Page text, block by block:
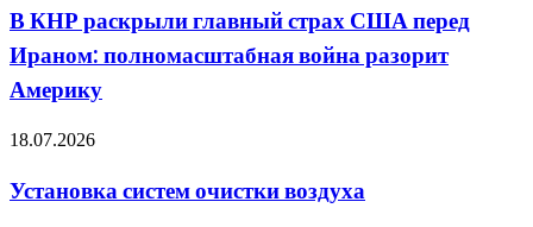
террориста,
чтобы
воевать
с
Россией
раскрыли
главный
страх
перед
полномасштабная
разорит
Америку
В КНР раскрыли главный страх США перед
Ираном: полномасштабная война разорит
Америку
Установка
очистки
воздуха
18.07.2026
Установка систем очистки воздуха